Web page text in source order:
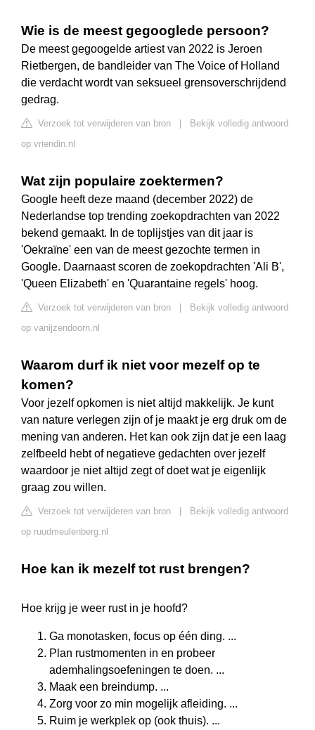
Wie is de meest gegooglede persoon?
De meest gegoogelde artiest van 2022 is Jeroen
Rietbergen, de bandleider van The Voice of Holland
die verdacht wordt van seksueel grensoverschrijdend
gedrag.
Verzoek tot verwijderen van bron
Bekijk volledig antwoord
op vriendin.nl
Wat zijn populaire zoektermen?
Google heeft deze maand (december 2022) de
Nederlandse top trending zoekopdrachten van 2022
bekend gemaakt. In de toplijstjes van dit jaar is
'Oekraïne' een van de meest gezochte termen in
Google. Daarnaast scoren de zoekopdrachten 'Ali B',
'Queen Elizabeth' en 'Quarantaine regels' hoog.
Verzoek tot verwijderen van bron
Bekijk volledig antwoord
op vanijzendoorn.nl
Waarom durf ik niet voor mezelf op te
komen?
Voor jezelf opkomen is niet altijd makkelijk. Je kunt
van nature verlegen zijn of je maakt je erg druk om de
mening van anderen. Het kan ook zijn dat je een laag
zelfbeeld hebt of negatieve gedachten over jezelf
waardoor je niet altijd zegt of doet wat je eigenlijk
graag zou willen.
Verzoek tot verwijderen van bron
Bekijk volledig antwoord
op ruudmeulenberg.nl
Hoe kan ik mezelf tot rust brengen?
Hoe krijg je weer rust in je hoofd?
Ga monotasken, focus op één ding. ...
Plan rustmomenten in en probeer
ademhalingsoefeningen te doen. ...
Maak een breindump. ...
Zorg voor zo min mogelijk afleiding. ...
Ruim je werkplek op (ook thuis). ...